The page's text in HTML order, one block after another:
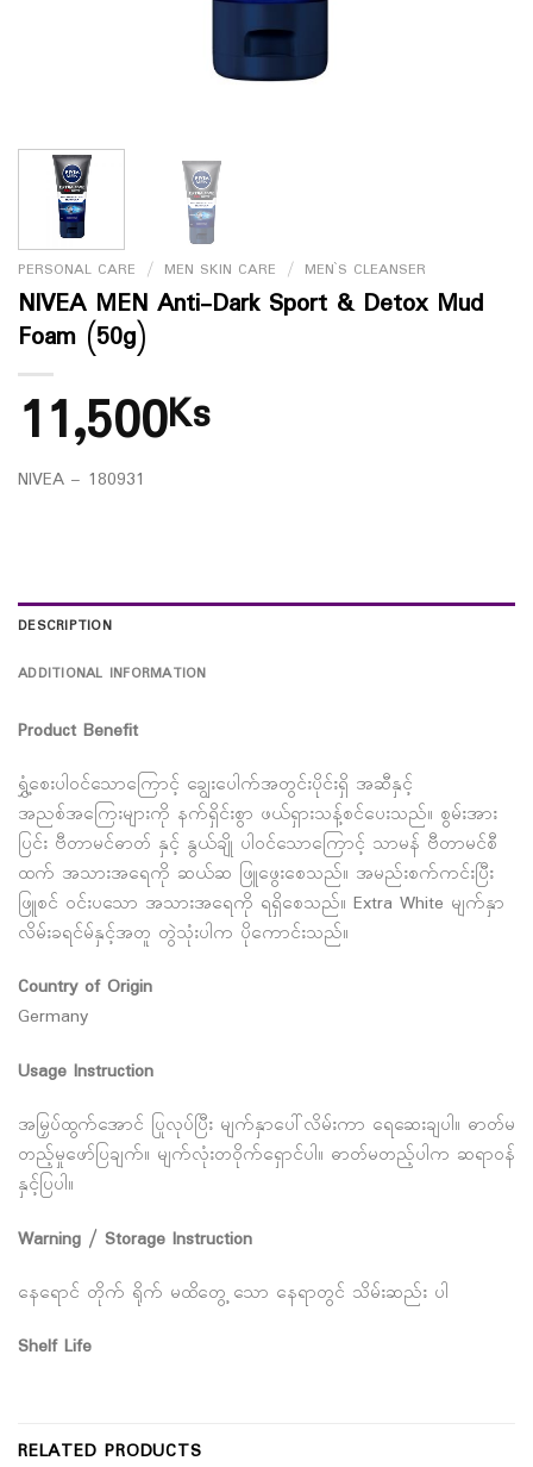
PERSONAL CARE / MEN SKIN CARE / MEN`S CLEANSER
NIVEA MEN Anti-Dark Sport & Detox Mud
Foam (50g)
11,500Ks
NIVEA – 180931
DESCRIPTION
ADDITIONAL INFORMATION
Product Benefit
ရွှံ့စေးပါဝင်သောကြောင့် ချွေးပေါက်အတွင်းပိုင်းရှိ အဆီနှင့်
အညစ်အကြေးများကို နက်ရှိင်းစွာ ဖယ်ရှားသန့်စင်ပေးသည်။ စွမ်းအား
ပြင်း ဗီတာမင်ဓာတ် နှင့် နွယ်ချို ပါဝင်သောကြောင့် သာမန် ဗီတာမင်စီ
ထက် အသားအရေကို ဆယ်ဆ ဖြူဖွေးစေသည်။ အမည်းစက်ကင်းပြီး
ဖြူစင် ဝင်းပသော အသားအရေကို ရရှိစေသည်။ Extra White မျက်နှာ
လိမ်းခရင်မ်နှင့်အတူ တွဲသုံးပါက ပိုကောင်းသည်။
Country of Origin
Germany
Usage Instruction
အမြှပ်ထွက်အောင် ပြုလုပ်ပြီး မျက်နှာပေါ်လိမ်းကာ ရေဆေးချပါ။ ဓာတ်မ
တည့်မှုဖော်ပြချက်။ မျက်လုံးတဝိုက်ရှောင်ပါ။ ဓာတ်မတည့်ပါက ဆရာဝန်
နှင့်ပြပါ။
Warning / Storage Instruction
နေရောင် တိုက် ရိုက် မထိတွေ့ သော နေရာတွင် သိမ်းဆည်း ပါ
Shelf Life
RELATED PRODUCTS